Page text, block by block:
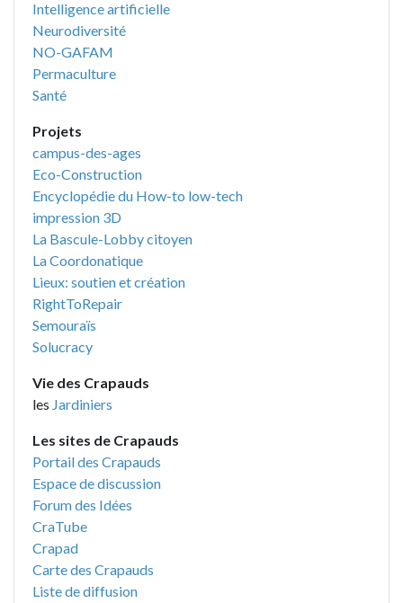
Intelligence artificielle
Neurodiversité
NO-GAFAM
Permaculture
Santé
Projets
campus-des-ages
Eco-Construction
Encyclopédie du How-to low-tech
impression 3D
La Bascule-Lobby citoyen
La Coordonatique
Lieux: soutien et création
RightToRepair
Semouraïs
Solucracy
Vie des Crapauds
les Jardiniers
Les sites de Crapauds
Portail des Crapauds
Espace de discussion
Forum des Idées
CraTube
Crapad
Carte des Crapauds
Liste de diffusion